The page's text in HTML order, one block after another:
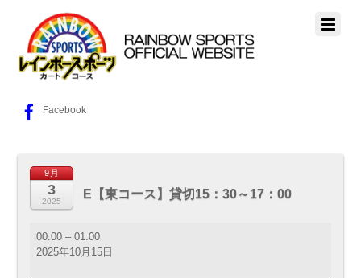
Facebook
9月
3
2025
E【東コース】貸切15：30～17：00
コ
ー
00:00 –01:00
2025年10月15日